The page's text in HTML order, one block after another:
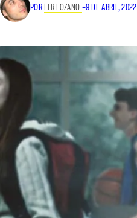
POR FER LOZANO –9 DE ABRIL, 2022